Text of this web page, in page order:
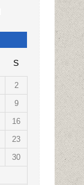
S
2
9
16
23
30